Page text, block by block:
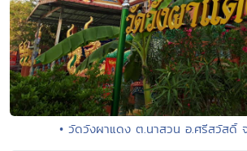
• วัดวังผาแดง ต.นาสวน อ.ศรีสวัสดิ์